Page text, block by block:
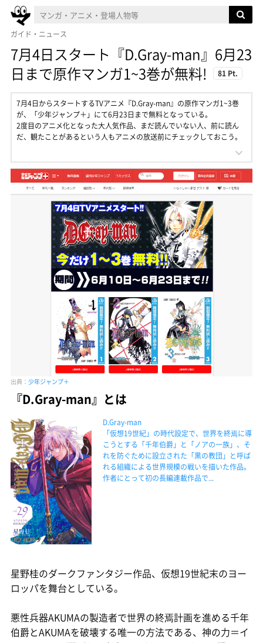
ガイド・ニュース
7月4日スタート『D.Gray-man』6月23
日まで原作マンガ1~3巻が無料!
81 Pt.
7月4日からスタートするTVアニメ『D.Gray-man』の原作マンガ1~3巻
が、「少年ジャンプ＋」にて6月23日まで無料となっている。
2度目のアニメ化となった大人気作品、まだ読んでいない人、前に読ん
だ、観たことがあるという人もアニメの放送前にチェックしておこう。
出典： 少年ジャンプ＋
『D.Gray-man』とは
D.Gray-man
「仮想19世紀」の時代設定で、世界を終焉に導
こうとする「千年伯爵」と「ノアの一族」、そ
れを防ぐために設立された「黒の教団」と呼ば
れる組織による世界規模の戦いを描いた作品。
作者にとって初の長編連載作品で...
星野桂のダークファンタジー作品、仮想19世紀末のヨー
ロッパを舞台としている。
悪性兵器AKUMAの製造者で世界の終焉計画を進める千年
伯爵とAKUMAを破壊する唯一の方法である、神の力＝イ